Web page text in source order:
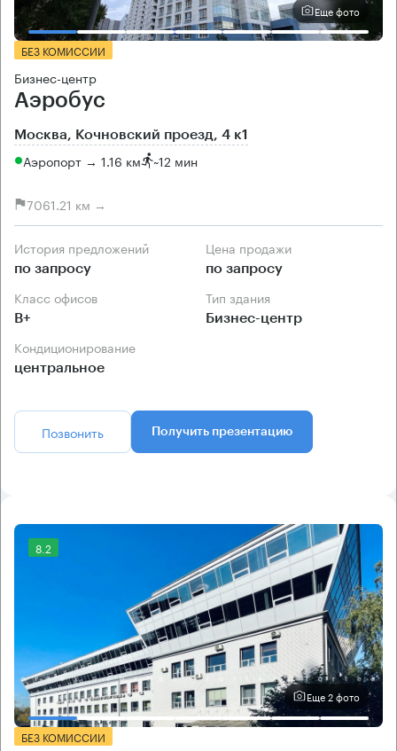
Еще фото
БЕЗ КОМИССИИ
Бизнес-центр
Аэробус
Москва, Кочновский проезд, 4 к1
Аэропорт → 1.16 км ~12 мин
7061.21 км →
История предложений
по запросу
Цена продажи
по запросу
Класс офисов
B+
Тип здания
Бизнес-центр
Кондиционирование
центральное
Позвонить Получить презентацию
8.2
Еще 2 фото
БЕЗ КОМИССИИ